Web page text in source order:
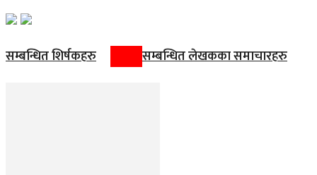
सम्बन्धित शिर्षकहरु सम्बन्धित लेखकका समाचारहरु